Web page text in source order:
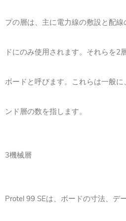
プの層は、主に電力線の敷設と配
ドにのみ使用されます。それらを2
ボードと呼びます。これらは一般
ンド層の数を指します。
3機械層
Protel 99 SEは、ボードの寸法、デ